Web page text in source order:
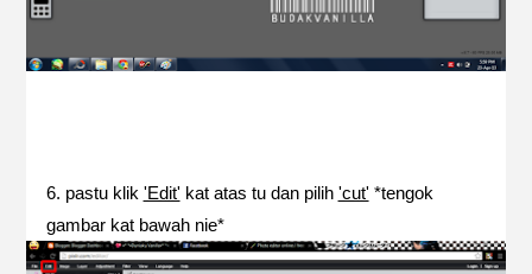
6. pastu klik 'Edit' kat atas tu dan pilih 'cut' *tengok
gambar kat bawah nie*